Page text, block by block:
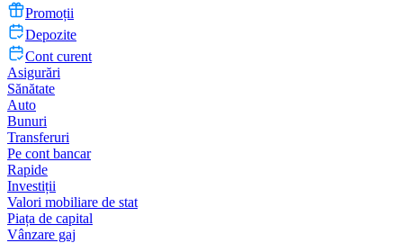
Promoții
Depozite
Cont curent
Asigurări
Sănătate
Auto
Bunuri
Transferuri
Pe cont bancar
Rapide
Investiții
Valori mobiliare de stat
Piața de capital
Vânzare gaj